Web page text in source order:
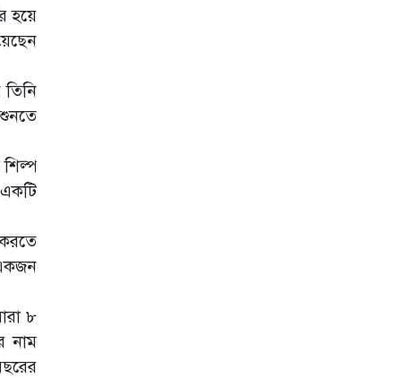
হয়ে
৮
নাম